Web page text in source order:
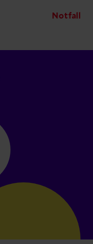
Notfall